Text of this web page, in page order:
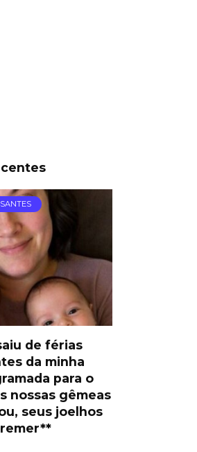
de férias
da minha
para o
nossas gêmeas
seus joelhos